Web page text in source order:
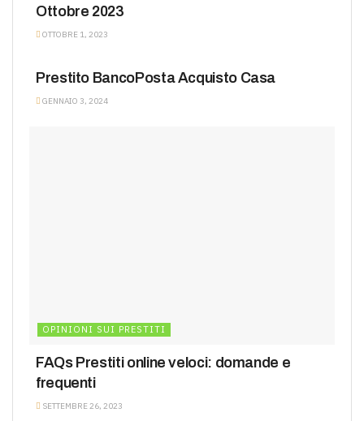
Ottobre 2023
OTTOBRE 1, 2023
Prestito BancoPosta Acquisto Casa
GENNAIO 3, 2024
OPINIONI SUI PRESTITI
FAQs Prestiti online veloci: domande e
frequenti
SETTEMBRE 26, 2023